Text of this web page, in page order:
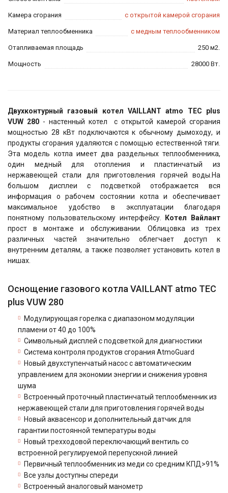
Камера сгорания с открытой камерой сгорания
Материал теплообменника с медным теплообменником
Отапливаемая площадь 250 м2.
Мощность 28000 Вт.
Двухконтурный газовый котел VAILLANT atmo TEC plus
VUW 280- настенный котел с открытой камерой сгорания
мощностью 28 кВт подключаются к обычному дымоходу, и
продукты сгорания удаляются с помощью естественной тяги.
Эта модель котла имеет два раздельных теплообменника,
один медный для отопления и пластинчатый из
нержавеющей стали для приготовления горячей воды.На
большом дисплеи с подсветкой отображается вся
информация о рабочем состоянии котла и обеспечивает
максимальное удобство в эксплуатации благодаря
понятному пользовательскому интерфейсу.
Котел Вайлант
прост в монтаже и обслуживании. Облицовка из трех
различных частей значительно облегчает доступ к
внутренним деталям, а также позволяет установить котел в
нишах.
Оснощение газового котла VAILLANT atmo TEC
plus VUW 280
Модулирующая горелка с диапазоном модуляции
пламени от 40 до 100%
Символьный дисплей с подсветкой для диагностики
Система контроля продуктов сгорания AtmoGuard
Новый двухступенчатый насос с автоматическим
управлением для экономии энергии и снижения уровня
шума
Встроенный проточный пластинчатый теплообменник из
нержавеющей стали для приготовления горячей воды
Новый аквасенсор и дополнительный датчик для
гарантии постоянной температуры воды
Новый трехходовой переключающий вентиль со
встроенной регулируемой перепускной линией
Первичный теплообменник из меди со средним КПД>91%
Все узлы доступны спереди
Встроенный аналоговый манометр